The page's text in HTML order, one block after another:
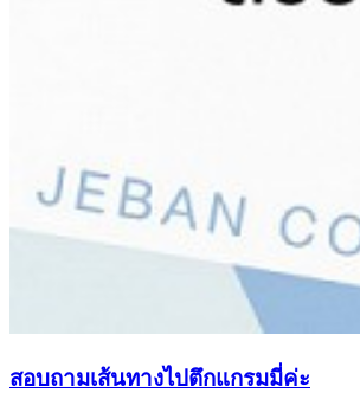
สอบถามเส้นทางไปตึกแกรมมี่ค่ะ